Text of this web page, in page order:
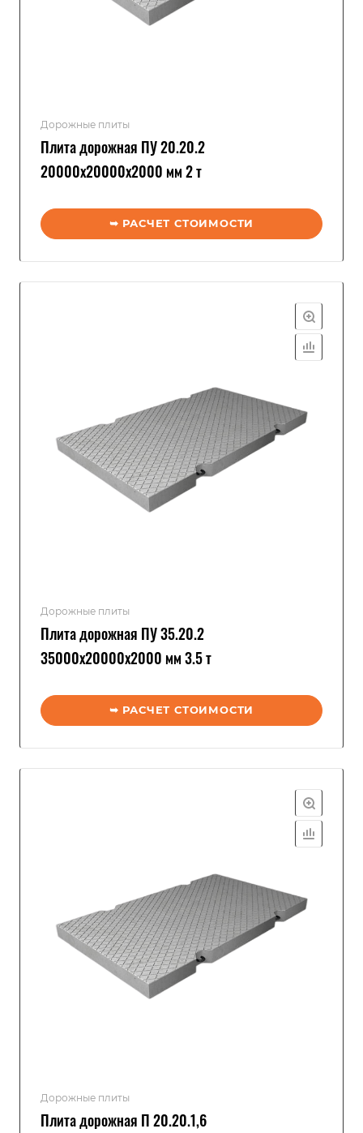
Дорожные плиты
Плита дорожная ПУ 20.20.2
20000x20000x2000 мм 2 т
➥ РАСЧЕТ СТОИМОСТИ
Дорожные плиты
Плита дорожная ПУ 35.20.2
35000x20000x2000 мм 3.5 т
➥ РАСЧЕТ СТОИМОСТИ
Дорожные плиты
Плита дорожная П 20.20.1,6